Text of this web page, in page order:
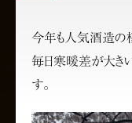
今年も人気酒造の
毎日寒暖差が大き
す。